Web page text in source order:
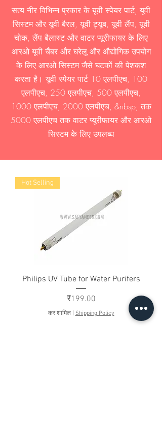
सत्य नीर विभिन्न प्रकार के यूवी स्पेयर पार्ट, यूवी
सिस्टम और यूवी बैरल, यूवी ट्यूब, यूवी लैंप, यूवी
चोक, लैंप बैलास्ट और वाटर प्यूरीफायर के लिए
आरओ यूवी चैंबर और घरेलू और औद्योगिक उपयोग
के लिए आरओ सिस्टम जैसे घटकों की पेशकश
करता है। यूवी स्पेयर पार्ट 10 एलपीएच, 100
एलपीएच, 250 एलपीएच, 500 एलपीएच,
1000 एलपीएच, 2000 एलपीएच, &nbsp; तक
5000 एलपीएच तक वाटर प्यूरीफायर और आरओ
सिस्टम के लिए उपलब्ध
Hot Selling
Philips UV Tube for Water Purifers
मूल्य
₹199.00
कर शामिल| Shipping Policy